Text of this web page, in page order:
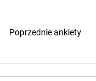
Poprzednie ankiety